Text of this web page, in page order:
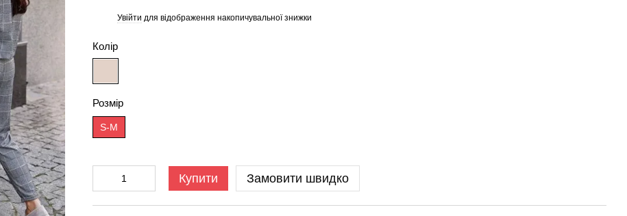
Увійти для відображення накопичувальної знижки
Колір
Розмір
S-M
Купити Замовити швидко